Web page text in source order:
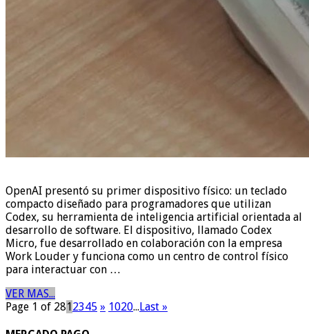
OpenAI presentó su primer dispositivo físico: un teclado
compacto diseñado para programadores que utilizan
Codex, su herramienta de inteligencia artificial orientada al
desarrollo de software. El dispositivo, llamado Codex
Micro, fue desarrollado en colaboración con la empresa
Work Louder y funciona como un centro de control físico
para interactuar con …
VER MAS...
Page 1 of 2812345 » 1020...Last »